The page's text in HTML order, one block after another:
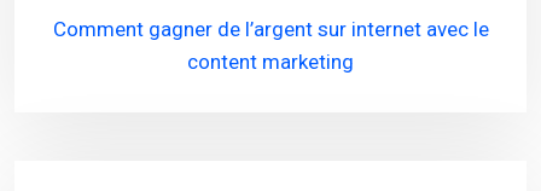
Comment gagner de l’argent sur internet avec le
content marketing